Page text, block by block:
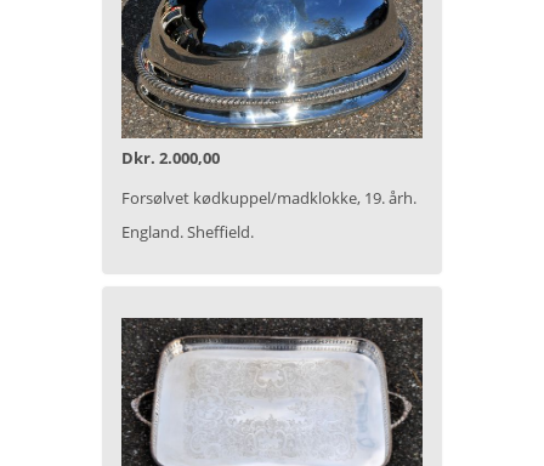
Dkr. 2.000,00
Forsølvet kødkuppel/madklokke, 19. årh.
England. Sheffield.